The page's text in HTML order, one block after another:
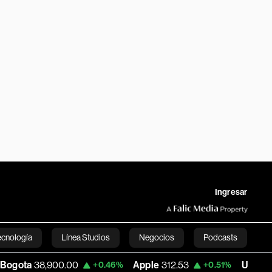
Ingresar
Línea Studios Negocios Podcasts
English
+0.46% Apple 312.53 +0.51% USD COP 3,159.39